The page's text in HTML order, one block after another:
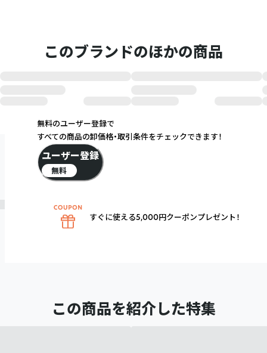
このブランドのほかの商品
この商品を紹介した特集
無料のユーザー登録で
すべての商品の卸価格・取引条件をチェックできます！
ユーザー登録
無料
すぐに使える5,000円クーポンプレゼント！